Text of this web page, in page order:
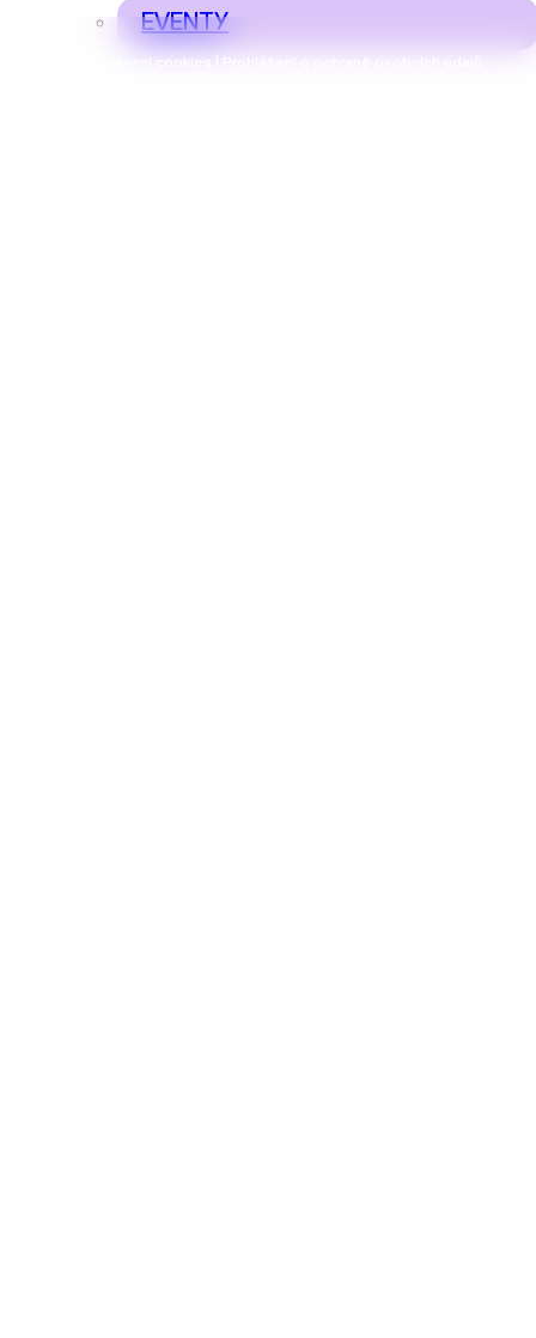
Nastavení cookies | Prohlášení o ochraně osobních údajů
EVENTY